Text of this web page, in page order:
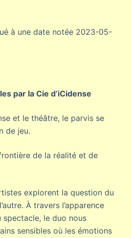
à une date notée 2023-05-
par la Cie d’iCidense
et le théâtre, le parvis se
de jeu.
de la réalité et de
explorent la question du
À travers l’apparence
spectacle, le duo nous
sensibles où les émotions